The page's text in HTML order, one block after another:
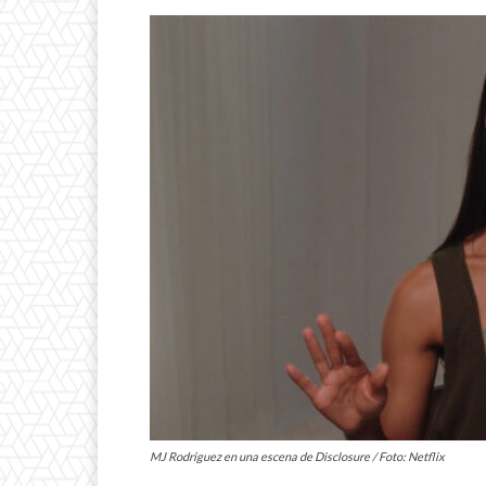
MJ Rodriguez en una escena de Disclosure / Foto: Netflix